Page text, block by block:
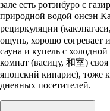
зале есть ротэнбуро с
природной водой онсэн
рециркуляции
ощупь, хорошо согревает
сауна и купель с
комнат (васицу, 和室)
японский кипарис), тоже
дневных посетителей.